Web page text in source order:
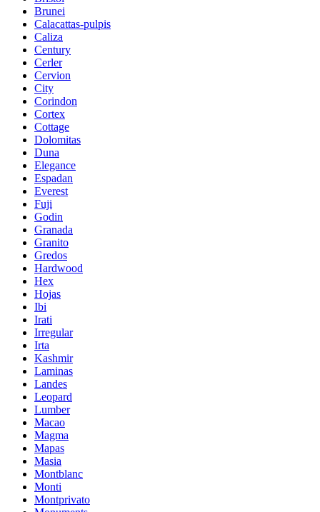
Brunei
Calacattas-pulpis
Caliza
Century
Cerler
Cervion
City
Corindon
Cortex
Cottage
Dolomitas
Duna
Elegance
Espadan
Everest
Fuji
Godin
Granada
Granito
Gredos
Hardwood
Hex
Hojas
Ibi
Irati
Irregular
Irta
Kashmir
Laminas
Landes
Leopard
Lumber
Macao
Magma
Mapas
Masia
Montblanc
Monti
Montprivato